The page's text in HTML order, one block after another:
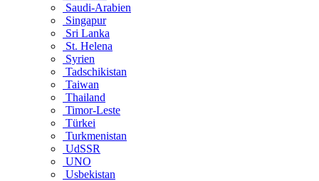
Saudi-Arabien
Singapur
Sri Lanka
St. Helena
Syrien
Tadschikistan
Taiwan
Thailand
Timor-Leste
Türkei
Turkmenistan
UdSSR
UNO
Usbekistan